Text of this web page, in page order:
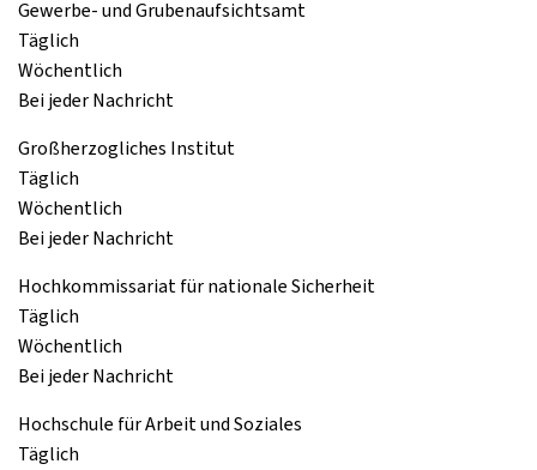
Gewerbe- und Grubenaufsichtsamt
Täglich
Wöchentlich
Bei jeder Nachricht
Großherzogliches Institut
Täglich
Wöchentlich
Bei jeder Nachricht
Hochkommissariat für nationale Sicherheit
Täglich
Wöchentlich
Bei jeder Nachricht
Hochschule für Arbeit und Soziales
Täglich